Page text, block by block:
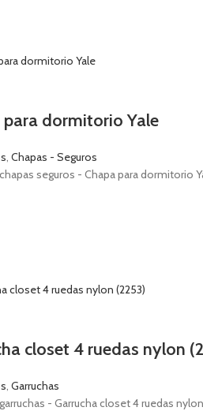
para dormitorio Yale
,Chapas - Seguros
seguros - Chapa para dormitorio
closet 4 ruedas nylon
,Garruchas
- Garrucha closet 4 ruedas